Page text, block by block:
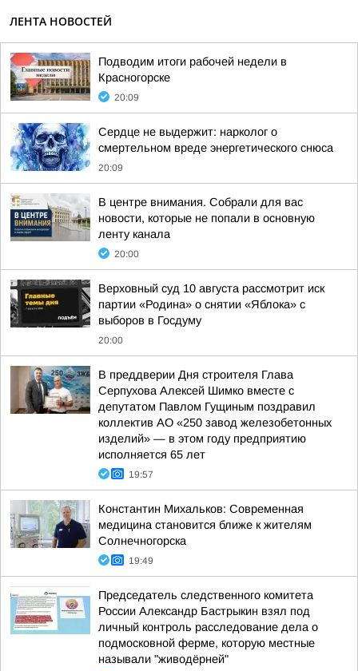
ЛЕНТА НОВОСТЕЙ
Подводим итоги рабочей недели в
Красногорске
20:09
Сердце не выдержит: нарколог о
смертельном вреде энергетического снюса
20:09
В центре внимания. Собрали для вас
новости, которые не попали в основную
ленту канала
20:00
Верховный суд 10 августа рассмотрит иск
партии «Родина» о снятии «Яблока» с
выборов в Госдуму
20:00
В преддверии Дня строителя Глава
Серпухова Алексей Шимко вместе с
депутатом Павлом Гущиным поздравил
коллектив АО «250 завод железобетонных
изделий» — в этом году предприятию
исполняется 65 лет
19:57
Константин Михальков: Современная
медицина становится ближе к жителям
Солнечногорска
19:49
Председатель следственного комитета
России Александр Бастрыкин взял под
личный контроль расследование дела о
подмосковной ферме, которую местные
называли "живодёрней"